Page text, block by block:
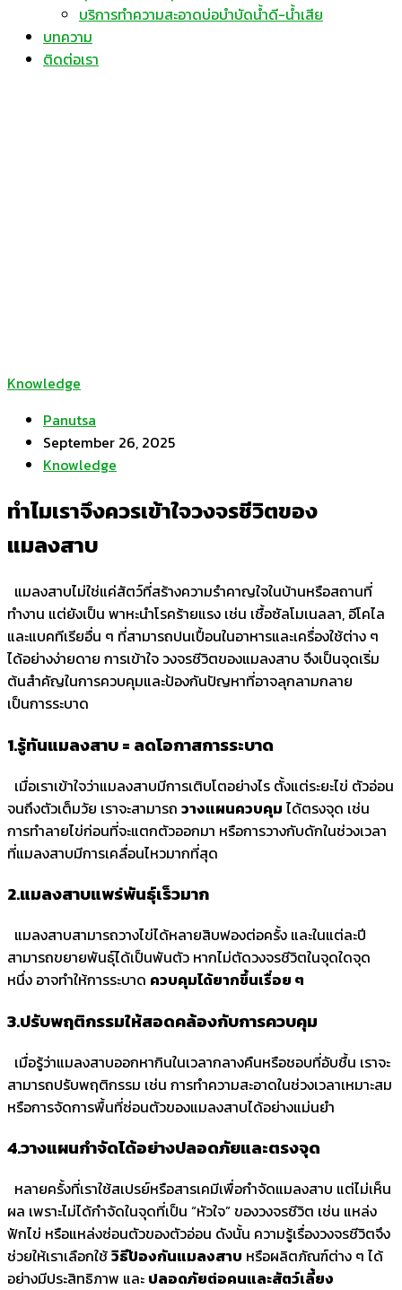
บริการทำความสะอาดบ่อบำบัดน้ำดี-น้ำเสีย
บทความ
ติดต่อเรา
Knowledge
Panutsa
September 26, 2025
Knowledge
ทำไมเราจึงควรเข้าใจวงจรชีวิตของ
แมลงสาบ
แมลงสาบไม่ใช่แค่สัตว์ที่สร้างความรำคาญใจในบ้านหรือสถานที่
ทำงาน แต่ยังเป็น พาหะนำโรคร้ายแรง เช่น เชื้อซัลโมเนลลา, อีโคไล
และแบคทีเรียอื่น ๆ ที่สามารถปนเปื้อนในอาหารและเครื่องใช้ต่าง ๆ
ได้อย่างง่ายดาย การเข้าใจ วงจรชีวิตของแมลงสาบ จึงเป็นจุดเริ่ม
ต้นสำคัญในการควบคุมและป้องกันปัญหาที่อาจลุกลามกลาย
เป็นการระบาด
1.รู้ทันแมลงสาบ = ลดโอกาสการระบาด
เมื่อเราเข้าใจว่าแมลงสาบมีการเติบโตอย่างไร ตั้งแต่ระยะไข่ ตัวอ่อน
จนถึงตัวเต็มวัย เราจะสามารถ วางแผนควบคุม ได้ตรงจุด เช่น
การทำลายไข่ก่อนที่จะแตกตัวออกมา หรือการวางกับดักในช่วงเวลา
ที่แมลงสาบมีการเคลื่อนไหวมากที่สุด
2.แมลงสาบแพร่พันธุ์เร็วมาก
แมลงสาบสามารถวางไข่ได้หลายสิบฟองต่อครั้ง และในแต่ละปี
สามารถขยายพันธุ์ได้เป็นพันตัว หากไม่ตัดวงจรชีวิตในจุดใดจุด
หนึ่ง อาจทำให้การระบาด ควบคุมได้ยากขึ้นเรื่อย ๆ
3.ปรับพฤติกรรมให้สอดคล้องกับการควบคุม
เมื่อรู้ว่าแมลงสาบออกหากินในเวลากลางคืนหรือชอบที่อับชื้น เราจะ
สามารถปรับพฤติกรรม เช่น การทำความสะอาดในช่วงเวลาเหมาะสม
หรือการจัดการพื้นที่ซ่อนตัวของแมลงสาบได้อย่างแม่นยำ
4.วางแผนกำจัดได้อย่างปลอดภัยและตรงจุด
หลายครั้งที่เราใช้สเปรย์หรือสารเคมีเพื่อกำจัดแมลงสาบ แต่ไม่เห็น
ผล เพราะไม่ได้กำจัดในจุดที่เป็น “หัวใจ” ของวงจรชีวิต เช่น แหล่ง
ฟักไข่ หรือแหล่งซ่อนตัวของตัวอ่อน ดังนั้น ความรู้เรื่องวงจรชีวิตจึง
ช่วยให้เราเลือกใช้วิธีป้องกันแมลงสาบ หรือผลิตภัณฑ์ต่าง ๆ ได้
อย่างมีประสิทธิภาพ และ ปลอดภัยต่อคนและสัตว์เลี้ยง